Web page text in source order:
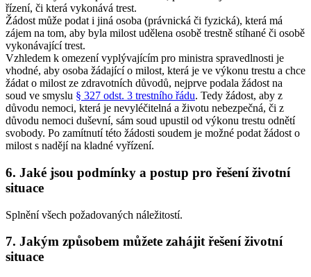
řízení, či která vykonává trest.
Žádost může podat i jiná osoba (právnická či fyzická), která má
zájem na tom, aby byla milost udělena osobě trestně stíhané či osobě
vykonávající trest.
Vzhledem k omezení vyplývajícím pro ministra spravedlnosti je
vhodné, aby osoba žádající o milost, která je ve výkonu trestu a chce
žádat o milost ze zdravotních důvodů, nejprve podala žádost na
soud ve smyslu § 327 odst. 3 trestního řádu. Tedy žádost, aby z
důvodu nemoci, která je nevyléčitelná a životu nebezpečná, či z
důvodu nemoci duševní, sám soud upustil od výkonu trestu odnětí
svobody. Po zamítnutí této žádosti soudem je možné podat žádost o
milost s nadějí na kladné vyřízení.
6. Jaké jsou podmínky a postup pro řešení životní
situace
Splnění všech požadovaných náležitostí.
7. Jakým způsobem můžete zahájit řešení životní
situace